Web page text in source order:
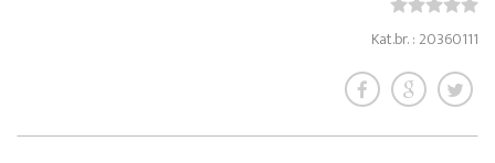
Kat.br. : 20360111